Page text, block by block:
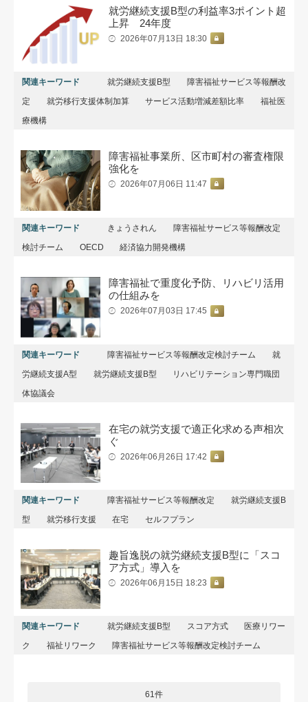
就労継続支援B型の利益率3ポイント超
上昇 24年度
2026年07月13日 18:30
関連キーワード 就労継続支援B型
障害福祉サービス等報酬改
定
就労移行支援体制加算 サービス活動増減差額⽐率
福祉医
療機構
障害福祉事業所、区市町村の審査権限
強化を
2026年07月06日 11:47
関連キーワード きょうされん
障害福祉サービス等報酬改定
検討チーム
OECD 経済協力開発機構
障害福祉で重度化予防、リハビリ活用
の仕組みを
2026年07月03日 17:45
関連キーワード 障害福祉サービス等報酬改定検討チーム
就
労継続支援A型
就労継続支援B型
リハビリテーション専門職団
体協議会
在宅の就労支援で適正化求める声相次
ぐ
2026年06月26日 17:42
関連キーワード 障害福祉サービス等報酬改定
就労継続支援B
型
就労移行支援 在宅 セルフプラン
趣旨逸脱の就労継続支援B型に「スコ
ア方式」導入を
2026年06月15日 18:23
関連キーワード 就労継続支援B型 スコア方式
医療リワー
ク
福祉リワーク 障害福祉サービス等報酬改定検討チーム
61件